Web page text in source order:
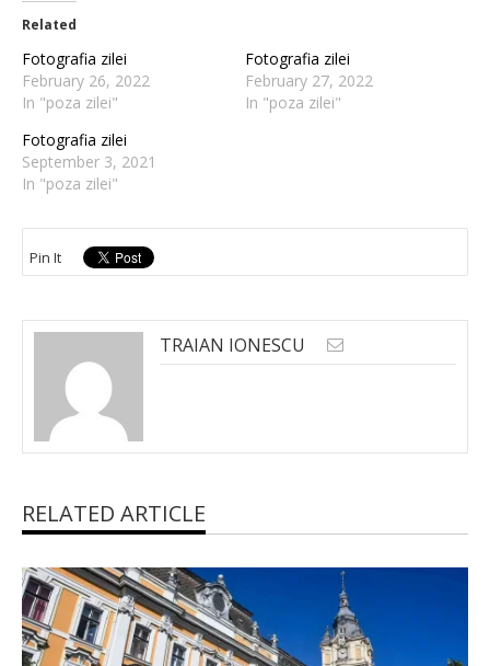
Related
Fotografia zilei
February 26, 2022
In "poza zilei"
Fotografia zilei
February 27, 2022
In "poza zilei"
Fotografia zilei
September 3, 2021
In "poza zilei"
Pin It
TRAIAN IONESCU
RELATED ARTICLE